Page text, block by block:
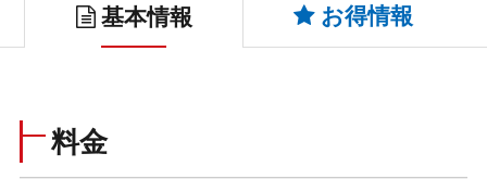
基本情報 お得情報
料金